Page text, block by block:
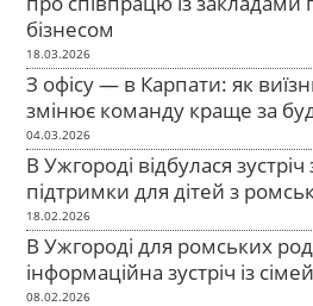
бізнесом
18.03.2026
З офісу — в Карпати: як
змінює команду краще за
04.03.2026
В Ужгороді відбулася зустріч
підтримки для дітей з
18.02.2026
В Ужгороді для ромських
інформаційна зустріч із
08.02.2026